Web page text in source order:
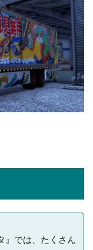
』では、たくさん